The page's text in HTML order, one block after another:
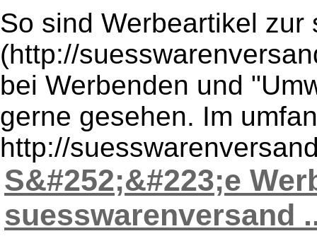
So sind Werbeartikel zur
(http://
bei Werbenden und
gerne gesehen. Im
http://
S&#252;&#223;e
suesswarenversand